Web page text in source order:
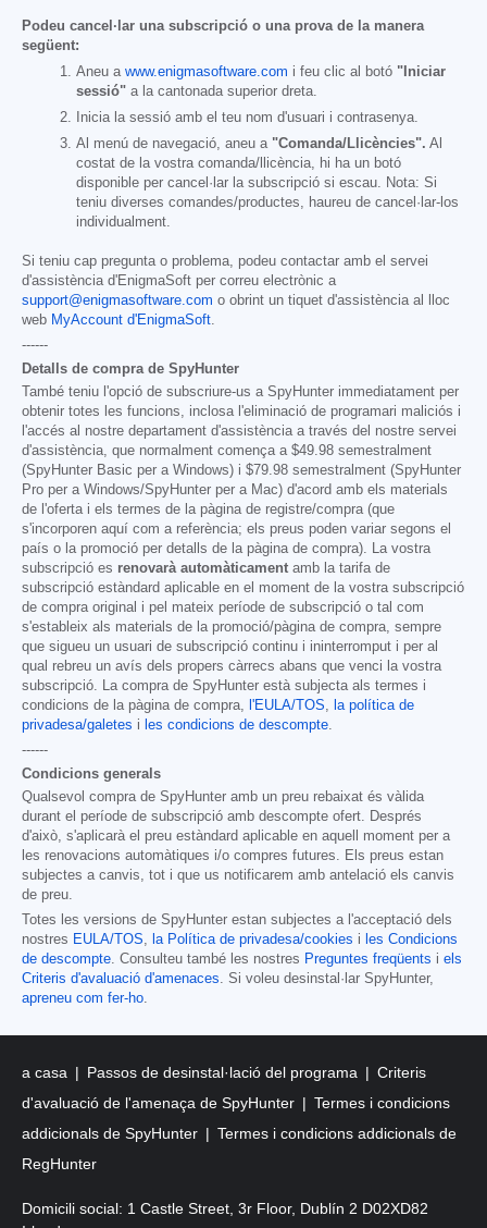
Podeu cancel·lar una subscripció o una prova de la manera
següent:
Aneu a www.enigmasoftware.com i feu clic al botó "Iniciar
sessió" a la cantonada superior dreta.
Inicia la sessió amb el teu nom d'usuari i contrasenya.
Al menú de navegació, aneu a "Comanda/Llicències". Al
costat de la vostra comanda/llicència, hi ha un botó
disponible per cancel·lar la subscripció si escau. Nota: Si
teniu diverses comandes/productes, haureu de cancel·lar-los
individualment.
Si teniu cap pregunta o problema, podeu contactar amb el servei
d'assistència d'EnigmaSoft per correu electrònic a
support@enigmasoftware.com o obrint un tiquet d'assistència al lloc
web MyAccount d'EnigmaSoft.
------
Detalls de compra de SpyHunter
També teniu l'opció de subscriure-us a SpyHunter immediatament per
obtenir totes les funcions, inclosa l'eliminació de programari maliciós i
l'accés al nostre departament d'assistència a través del nostre servei
d'assistència, que normalment comença a $49.98 semestralment
(SpyHunter Basic per a Windows) i $79.98 semestralment (SpyHunter
Pro per a Windows/SpyHunter per a Mac) d'acord amb els materials
de l'oferta i els termes de la pàgina de registre/compra (que
s'incorporen aquí com a referència; els preus poden variar segons el
país o la promoció per detalls de la pàgina de compra). La vostra
subscripció es renovarà automàticament amb la tarifa de
subscripció estàndard aplicable en el moment de la vostra subscripció
de compra original i pel mateix període de subscripció o tal com
s'estableix als materials de la promoció/pàgina de compra, sempre
que sigueu un usuari de subscripció continu i ininterromput i per al
qual rebreu un avís dels propers càrrecs abans que venci la vostra
subscripció. La compra de SpyHunter està subjecta als termes i
condicions de la pàgina de compra, l'EULA/TOS, la política de
privadesa/galetes i les condicions de descompte.
------
Condicions generals
Qualsevol compra de SpyHunter amb un preu rebaixat és vàlida
durant el període de subscripció amb descompte ofert. Després
d'això, s'aplicarà el preu estàndard aplicable en aquell moment per a
les renovacions automàtiques i/o compres futures. Els preus estan
subjectes a canvis, tot i que us notificarem amb antelació els canvis
de preu.
Totes les versions de SpyHunter estan subjectes a l'acceptació dels
nostres EULA/TOS, la Política de privadesa/cookies i les Condicions
de descompte. Consulteu també les nostres Preguntes freqüents i els
Criteris d'avaluació d'amenaces. Si voleu desinstal·lar SpyHunter,
apreneu com fer-ho.
a casa Passos de desinstal·lació del programa
Criteris
d'avaluació de l'amenaça de SpyHunter
Termes i condicions
addicionals de SpyHunter
Termes i condicions addicionals de
RegHunter
Domicili social: 1 Castle Street, 3r Floor, Dublín 2 D02XD82